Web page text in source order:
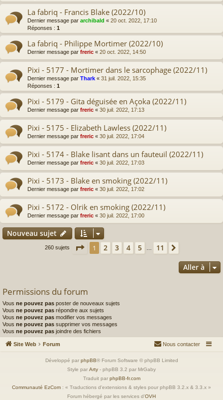
La fabriq - Francis Blake (2022/10)
Dernier message par archibald « 20 oct. 2022, 17:10
Réponses : 1
La fabriq - Philippe Mortimer (2022/10)
Dernier message par freric « 20 oct. 2022, 14:50
Pixi - 5177 - Mortimer dans le sarcophage (2022/11)
Dernier message par Thark « 31 juil. 2022, 15:35
Réponses : 1
Pixi - 5179 - Gita déguisée en Açoka (2022/11)
Dernier message par freric « 30 juil. 2022, 17:13
Pixi - 5175 - Elizabeth Lawless (2022/11)
Dernier message par freric « 30 juil. 2022, 17:04
Pixi - 5174 - Blake lisant dans un fauteuil (2022/11)
Dernier message par freric « 30 juil. 2022, 17:03
Pixi - 5173 - Blake en smoking (2022/11)
Dernier message par freric « 30 juil. 2022, 17:02
Pixi - 5172 - Olrik en smoking (2022/11)
Dernier message par freric « 30 juil. 2022, 17:00
Nouveau sujet
260 sujets Page 1sur 11
1 2 3 4 5 11
Aller à
Permissions du forum
Vous ne pouvez pas poster de nouveaux sujets
Vous ne pouvez pas répondre aux sujets
Vous ne pouvez pas modifier vos messages
Vous ne pouvez pas supprimer vos messages
Vous ne pouvez pas joindre des fichiers
Site Web Forum Nous contacter
Développé par phpBB® Forum Software © phpBB Limited
Style par Arty - phpBB 3.2 par MrGaby
Traduit par phpBB-fr.com
Communauté EzCom : « Traductions d'extensions & styles pour phpBB 3.2.x & 3.3.x »
Forum hébergé par les services d’OVH